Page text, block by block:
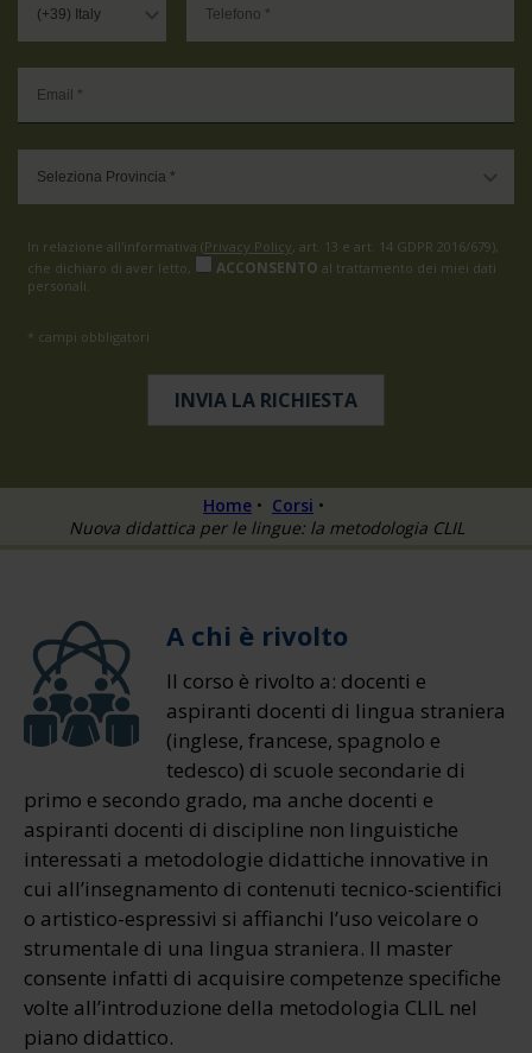
In relazione all'informativa (Privacy Policy, art. 13 e art. 14 GDPR 2016/679),
che dichiaro di aver letto,
ACCONSENTO al trattamento dei miei dati
personali.
* campi obbligatori
Home • Corsi •
Nuova didattica per le lingue: la metodologia CLIL
A chi è rivolto
Il corso è rivolto a: docenti e
aspiranti docenti di lingua straniera
(inglese, francese, spagnolo e
tedesco) di scuole secondarie di
primo e secondo grado, ma anche docenti e
aspiranti docenti di discipline non linguistiche
interessati a metodologie didattiche innovative in
cui all’insegnamento di contenuti tecnico-scientifici
o artistico-espressivi si affianchi l’uso veicolare o
strumentale di una lingua straniera. Il master
consente infatti di acquisire competenze specifiche
volte all’introduzione della metodologia CLIL nel
piano didattico.